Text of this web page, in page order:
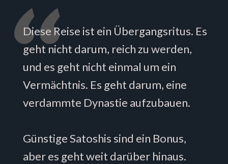
Diese Reise ist ein Übergangsritus. Es
geht nicht darum, reich zu werden,
und es geht nicht einmal um ein
Vermächtnis. Es geht darum, eine
verdammte Dynastie aufzubauen.
Günstige Satoshis sind ein Bonus,
aber es geht weit darüber hinaus.